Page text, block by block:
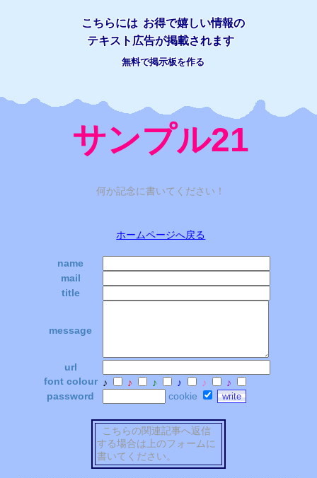
こちらには お得で嬉しい情報の
テキスト広告が掲載されます
無料で掲示板を作る
サンプル21
何か記念に書いてください！
ホームページへ戻る
name
mail
title
message
url
font colour ♪ ♪ ♪ ♪ ♪
♪
password
cookie
こちらの関連記事へ返信
する場合は上のフォームに
書いてください。